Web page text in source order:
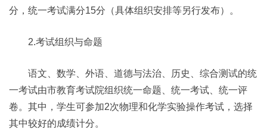
分，统一考试满分15分（具体组织安排等另行发布）。
2.考试组织与命题
语文、数学、外语、道德与法治、历史、综合测试的统
一考试由市教育考试院组织统一命题、统一考试、统一评
卷。其中，学生可参加2次物理和化学实验操作考试，选择
其中较好的成绩计分。